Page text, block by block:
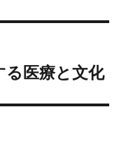
る医療と文化